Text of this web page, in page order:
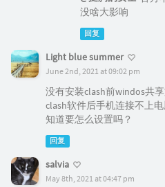
没啥大影响
回复
Light blue summer
June 2nd, 2021 at 09:02 pm
没有安装clash前windos共
clash软件后手机连接不上
知道要怎么设置吗？
回复
salvia
May 8th, 2021 at 04:47 pm